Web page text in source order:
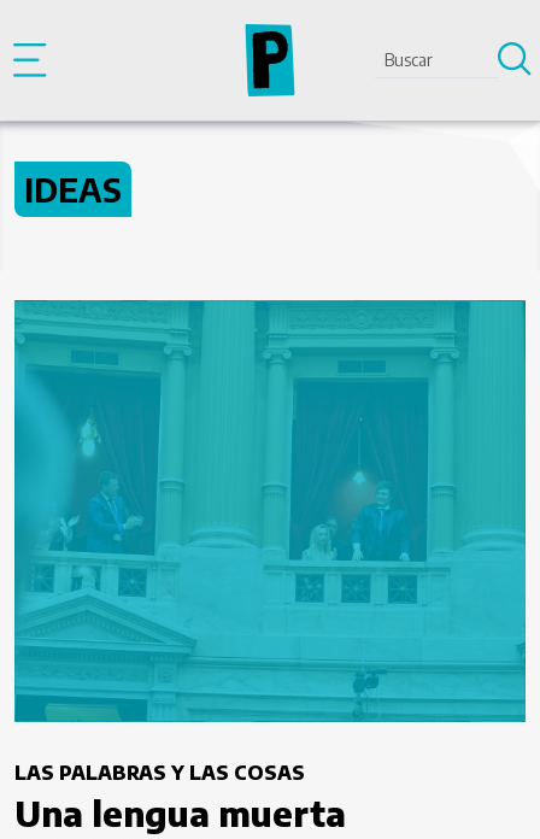
Pasar al contenido principal
IDEAS
LAS PALABRAS Y LAS COSAS
Una lengua muerta